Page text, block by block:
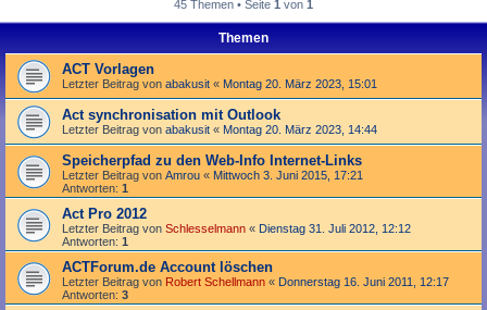
45 Themen • Seite 1 von 1
Themen
ACT Vorlagen
Letzter Beitrag von abakusit « Montag 20. März 2023, 15:01
Act synchronisation mit Outlook
Letzter Beitrag von abakusit « Montag 20. März 2023, 14:44
Speicherpfad zu den Web-Info Internet-Links
Letzter Beitrag von Amrou « Mittwoch 3. Juni 2015, 17:21
Antworten: 1
Act Pro 2012
Letzter Beitrag von Schlesselmann « Dienstag 31. Juli 2012, 12:12
Antworten: 1
ACTForum.de Account löschen
Letzter Beitrag von Robert Schellmann « Donnerstag 16. Juni 2011, 12:17
Antworten: 3